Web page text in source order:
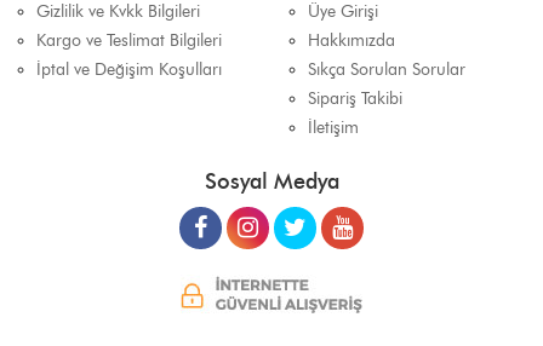
Gizlilik ve Kvkk Bilgileri
Kargo ve Teslimat Bilgileri
İptal ve Değişim Koşulları
Üye Girişi
Hakkımızda
Sıkça Sorulan Sorular
Sipariş Takibi
İletişim
Sosyal Medya